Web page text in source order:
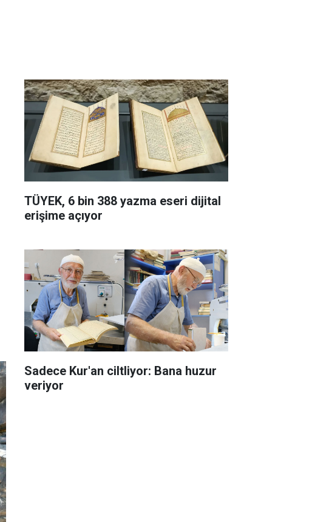
TÜYEK, 6 bin 388 yazma eseri dijital
erişime açıyor
Sadece Kur'an ciltliyor: Bana huzur
veriyor